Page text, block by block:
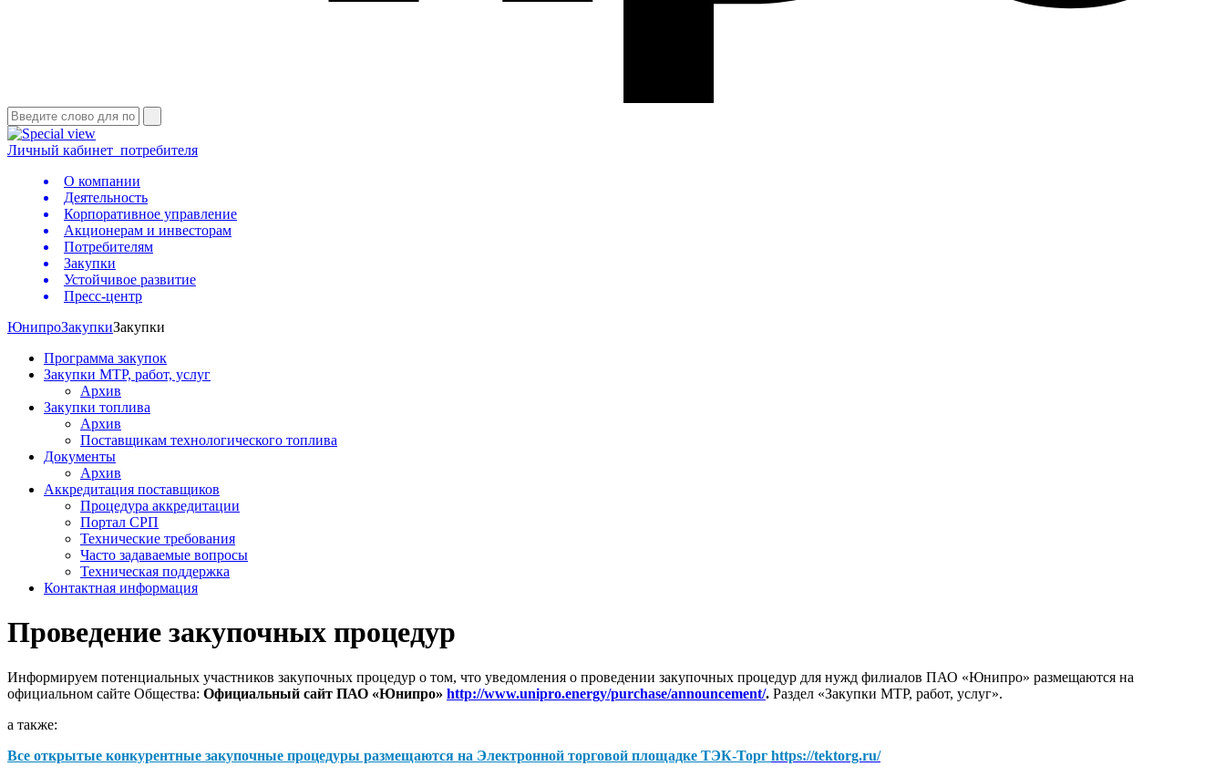
Личный кабинет потребителя
О компании
Деятельность
Корпоративное управление
Акционерам и инвесторам
Потребителям
Закупки
Устойчивое развитие
Пресс-центр
ЮнипроЗакупкиЗакупки
Программа закупок
Закупки МТР, работ, услуг
Архив
Закупки топлива
Архив
Поставщикам технологического топлива
Документы
Архив
Аккредитация поставщиков
Процедура аккредитации
Портал СРП
Технические требования
Часто задаваемые вопросы
Техническая поддержка
Контактная информация
Проведение закупочных процедур
Информируем потенциальных участников закупочных процедур о том, что уведомления о проведении закупочных процедур для нужд филиалов ПАО «Юнипро» размещаются на
официальном сайте Общества: Официальный сайт ПАО «Юнипро» http://www.unipro.energy/purchase/announcement/. Раздел «Закупки МТР, работ, услуг».
а также:
Все открытые конкурентные закупочные процедуры размещаются на Электронной торговой площадке ТЭК-Торг https://tektorg.ru/